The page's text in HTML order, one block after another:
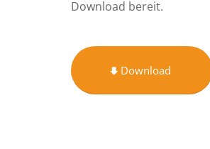
Download bereit.
Download